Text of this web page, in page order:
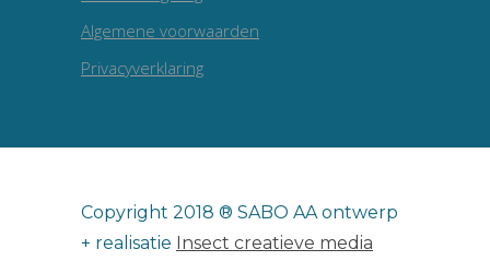
Algemene voorwaarden
Privacyverklaring
Copyright 2018 ® SABO AA ontwerp
+ realisatie Insect creatieve media